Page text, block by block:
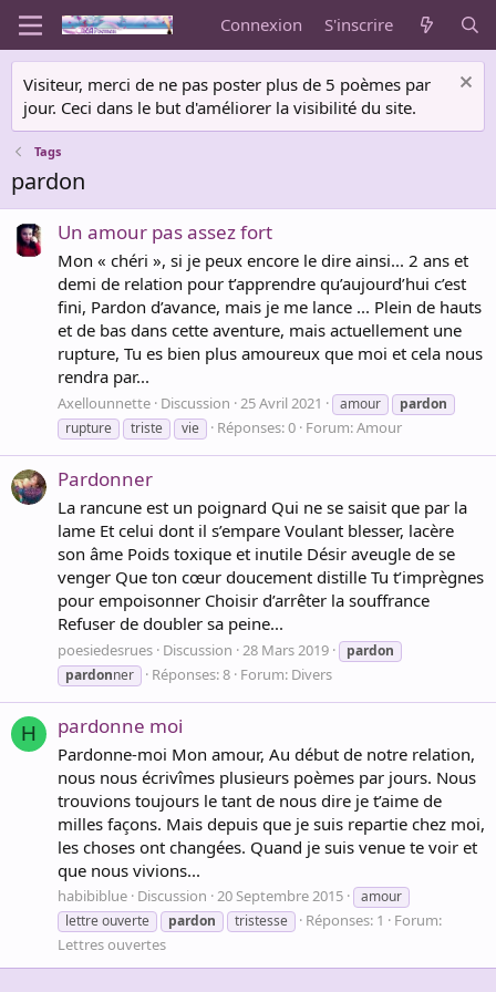
Connexion S'inscrire
Visiteur, merci de ne pas poster plus de 5 poèmes par
jour. Ceci dans le but d'améliorer la visibilité du site.
Tags
pardon
Un amour pas assez fort
Mon « chéri », si je peux encore le dire ainsi... 2 ans et
demi de relation pour t’apprendre qu’aujourd’hui c’est
fini, Pardon d’avance, mais je me lance ... Plein de hauts
et de bas dans cette aventure, mais actuellement une
rupture, Tu es bien plus amoureux que moi et cela nous
rendra par...
Axellounnette Discussion 25 Avril 2021 amour
pardon
rupture
triste vie Réponses: 0 Forum:Amour
Pardonner
La rancune est un poignard Qui ne se saisit que par la
lame Et celui dont il s’empare Voulant blesser, lacère
son âme Poids toxique et inutile Désir aveugle de se
venger Que ton cœur doucement distille Tu t’imprègnes
pour empoisonner Choisir d’arrêter la souffrance
Refuser de doubler sa peine...
poesiedesrues Discussion 28 Mars 2019
pardon
pardonner Réponses: 8 Forum: Divers
H pardonne moi
Pardonne-moi Mon amour, Au début de notre relation,
nous nous écrivîmes plusieurs poèmes par jours. Nous
trouvions toujours le tant de nous dire je t’aime de
milles façons. Mais depuis que je suis repartie chez moi,
les choses ont changées. Quand je suis venue te voir et
que nous vivions...
habibiblue Discussion 20 Septembre 2015
amour
lettre ouverte
pardon tristesse Réponses: 1
Forum:
Lettres ouvertes